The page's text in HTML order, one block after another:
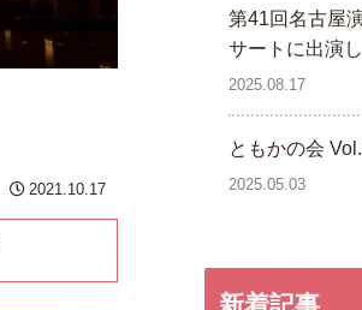
2021.10.17
第41回名古屋
サートに出演し
2025.08.17
ともかの会
2025.05.03